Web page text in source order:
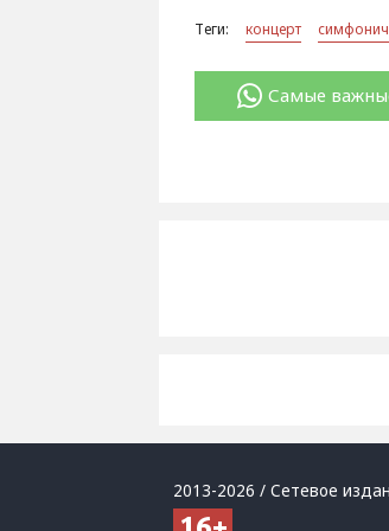
Теги: концерт
Самые
2013-2026 / Сетевое